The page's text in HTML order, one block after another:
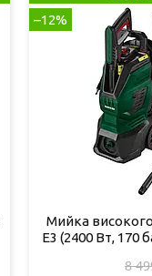
–12%
Мийка
E3 (2400 Вт, 170
8